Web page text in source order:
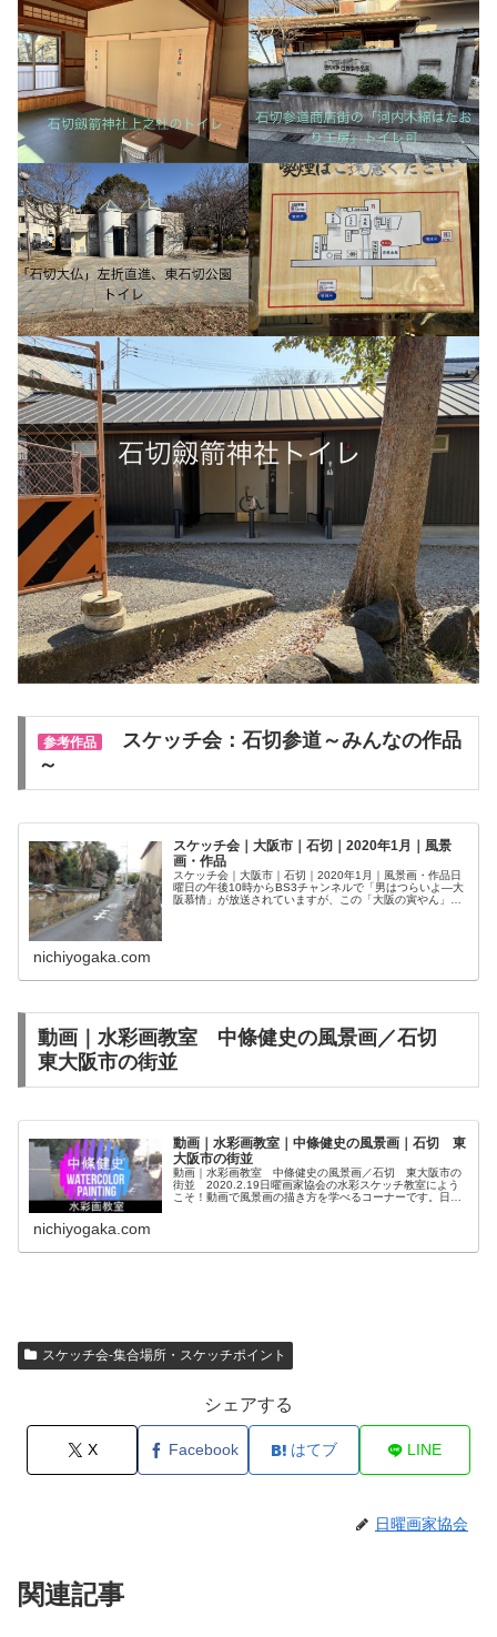
参考作品 スケッチ会：石切参道～みんなの作品
～
スケッチ会｜大阪市｜石切｜2020年1月｜風景
画・作品
スケッチ会｜大阪市｜石切｜2020年1月｜風景画・作品日
曜日の午後10時からBS3チャンネルで「男はつらいよ—大
阪慕情」が放送されていますが、この「大阪の寅やん」の
nichiyogaka.com
動画｜水彩画教室 中條健史の風景画／石切
東大阪市の街並
動画｜水彩画教室｜中條健史の風景画｜石切 東
大阪市の街並
動画｜水彩画教室 中條健史の風景画／石切 東大阪市の
街並 2020.2.19日曜画家協会の水彩スケッチ教室によう
こそ！動画で風景画の描き方を学べるコーナーです。日曜
nichiyogaka.com
スケッチ会-集合場所・スケッチポイント
シェアする
X Facebook はてブ LINE
日曜画家協会
関連記事